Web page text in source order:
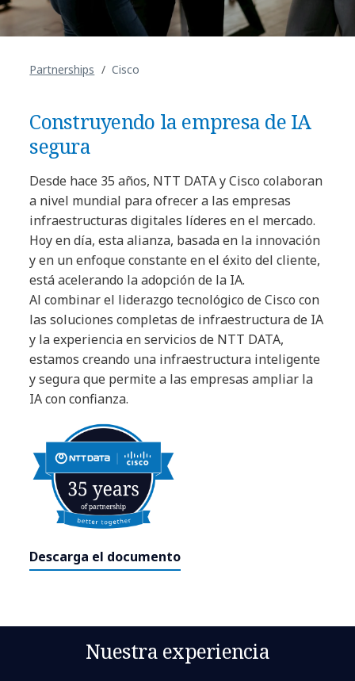
Partnerships Cisco
Construyendo la empresa de IA
segura
Desde hace 35 años, NTT DATA y Cisco colaboran
a nivel mundial para ofrecer a las empresas
infraestructuras digitales líderes en el mercado.
Hoy en día, esta alianza, basada en la innovación
y en un enfoque constante en el éxito del cliente,
está acelerando la adopción de la IA.
Al combinar el liderazgo tecnológico de Cisco con
las soluciones completas de infraestructura de IA
y la experiencia en servicios de NTT DATA,
estamos creando una infraestructura inteligente
y segura que permite a las empresas ampliar la
IA con confianza.
Descarga el documento
Nuestra experiencia